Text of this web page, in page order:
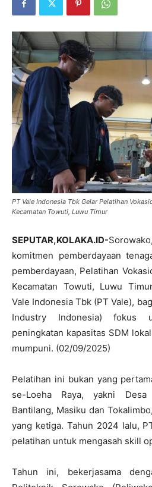
PT Vale Indonesia Tbk Gelar Pelatihan
Kecamatan Towuti, Luwu Timur
SEPUTAR,KOLAKA.ID-
komitmen pemberdayaan
pemberdayaan, Pelatihan
Kecamatan Towuti, Luwu
Vale Indonesia Tbk (PT Vale),
Industry Indonesia) fokus
peningkatan kapasitas SDM
mumpuni. (02/09/2025)
Pelatihan ini bukan yang
se-Loeha Raya, yakni
Bantilang, Masiku dan
yang ketiga. Tahun 2024 lalu,
pelatihan untuk mengasah skill
Tahun ini, bekerjasama